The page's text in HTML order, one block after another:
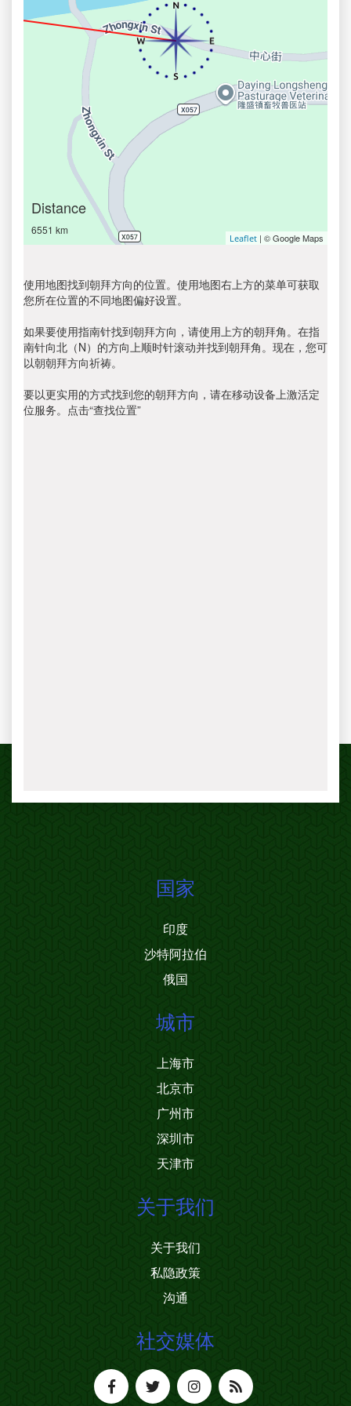
Distance
6551 km
Leaflet | © Google Maps
使用地图找到朝拜方向的位置。使用地图右上方的菜单可获取
您所在位置的不同地图偏好设置。
如果要使用指南针找到朝拜方向，请使用上方的朝拜角。在指
南针向北（N）的方向上顺时针滚动并找到朝拜角。现在，您可
以朝朝拜方向祈祷。
要以更实用的方式找到您的朝拜方向，请在移动设备上激活定
位服务。点击“查找位置”
国家
印度
沙特阿拉伯
俄国
城市
上海市
北京市
广州市
深圳市
天津市
关于我们
关于我们
私隐政策
沟通
社交媒体